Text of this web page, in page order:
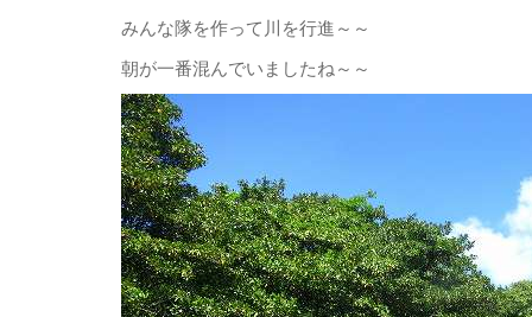
みんな隊を作って川を行進～～
朝が一番混んでいましたね～～